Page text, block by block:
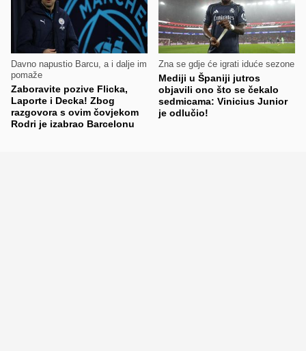
Davno napustio Barcu, a i dalje im
pomaže
Zaboravite pozive Flicka,
Laporte i Decka! Zbog
razgovora s ovim čovjekom
Rodri je izabrao Barcelonu
Zna se gdje će igrati iduće sezone
Mediji u Španiji jutros
objavili ono što se čekalo
sedmicama: Vinicius Junior
je odlučio!